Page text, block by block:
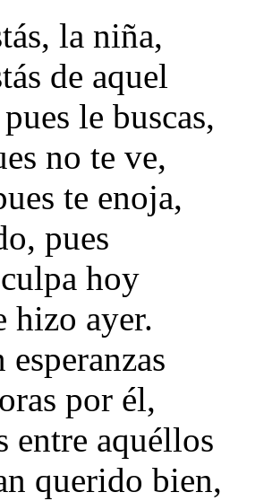
la niña,
de aquel
le buscas,
no te ve,
te enoja,
pues
hoy
hizo ayer.
por él,
entre aquéllos
querido bien,